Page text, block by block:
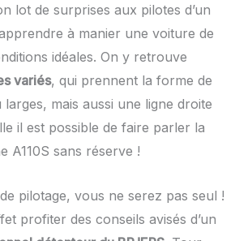
lot de surprises aux pilotes d’un
à manier une voiture de
idéales. On y retrouve
variés, qui prennent la forme de
mais aussi une ligne droite
il est possible de faire parler la
A110S sans réserve !
pilotage, vous ne serez pas seul !
profiter des conseils avisés d’un